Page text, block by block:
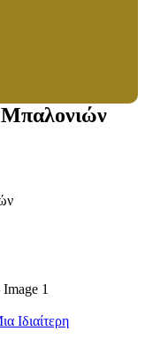
Μπαλονιών
Ιδιαίτερη